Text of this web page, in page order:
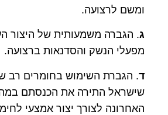
ומשם לרצועה.
ג. הגברה משמעותית של היצור
מפעלי הנשק והסדנאות ברצועה.
ד. הגברת השימוש בחומרים רב
שישראל התירה את הכנסתם
האחרונה לצורך יצור אמצעי